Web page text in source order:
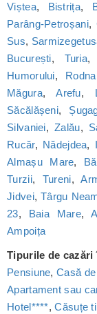
Viștea, Bistrița,
Parâng-Petroșani,
Sus,
București, Turia,
Humorului, Rodna
Măgura,Arefu,
Săcălășeni,
Silvaniei,Zalău,
Rucăr, Nădejdea,
Almașu Mare,
Turzii, Tureni,
Jidvei,Târgu
23, Baia Mare,
Ampoița
Tipurile de cazări
Pensiune,Casă
Apartament sau
Hotel****,Căsuțe